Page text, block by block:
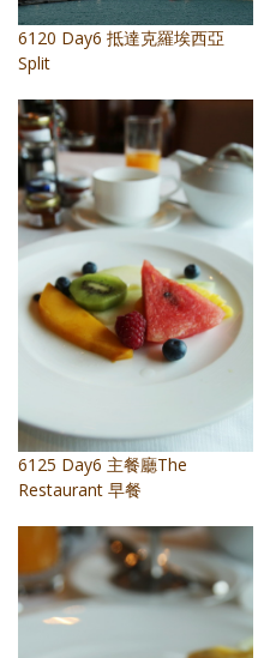
訂閱電子報
6120 Day6 抵達克羅埃西亞
Split
6125 Day6 主餐廳The
Restaurant 早餐